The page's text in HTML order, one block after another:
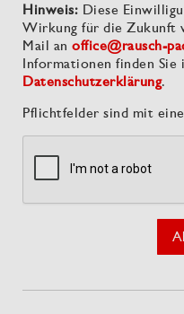
Hinweis: Diese
Wirkung für die Zukunft
Mail an office@rausch-
Informationen finden Sie
Datenschutzerklärung.
Pflichtfelder sind mit